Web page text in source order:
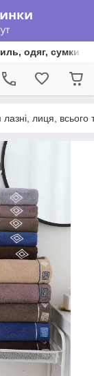
одяг, сумки
лиця, всього